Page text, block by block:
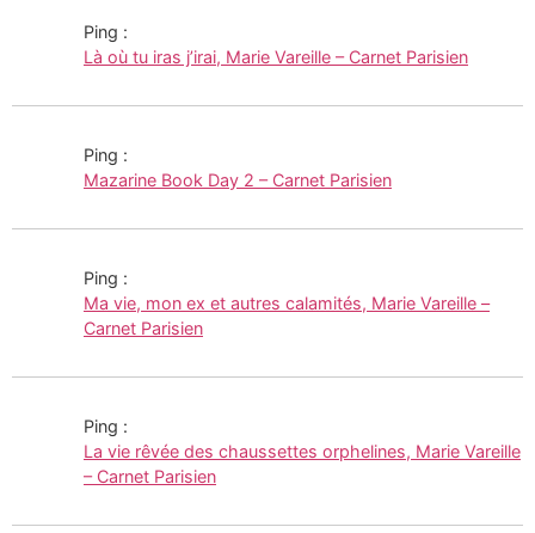
Ping :
Là où tu iras j’irai, Marie Vareille – Carnet Parisien
Ping :
Mazarine Book Day 2 – Carnet Parisien
Ping :
Ma vie, mon ex et autres calamités, Marie Vareille –
Carnet Parisien
Ping :
La vie rêvée des chaussettes orphelines, Marie Vareille
– Carnet Parisien